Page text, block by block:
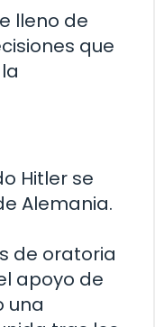
lleno de
que
Hitler se
Alemania.
de oratoria
apoyo de
una